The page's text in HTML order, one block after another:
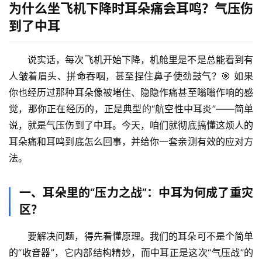
为什么坐飞机下降时耳朵痛会耳鸣？气压伤
到了中耳
说实话，每次飞机开始下降，机舱里是不是总能看到有
人皱着眉头、拼命吞咽，甚至捏住鼻子使劲鼓气？🎯 如果
你也经历过那种耳朵像被堵住、隐隐作痛甚至嗡嗡作响的感
觉，那你正在经历的，正是典型的“航空性中耳炎”——简单
说，就是气压伤到了中耳。今天，咱们就彻底搞懂这烦人的
耳朵痛和耳鸣到底怎么回事，并给你一套亲测有效的应对方
法。
一、耳朵里的“压力之战”：中耳为何成了重灾
区？
要解决问题，得先看懂原理。我们的耳朵可不是个简单
的“收音器”，它内部结构精妙，而中耳正是这次“气压战”的